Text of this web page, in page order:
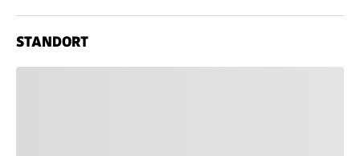
STANDORT